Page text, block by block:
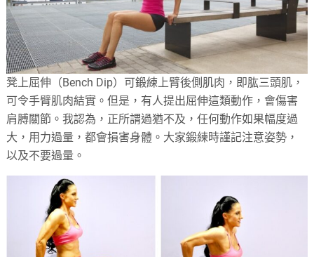
凳上屈伸（Bench Dip）可鍛練上臂後側肌肉，即肱三頭肌，
可令手臂肌肉結實。但是，有人提出屈伸這類動作，會傷害
肩膊關節。我認為，正所謂過猶不及，任何動作如果幅度過
大，用力過量，都會損害身體。大家鍛練時謹記注意姿勢，
以及不要過量。